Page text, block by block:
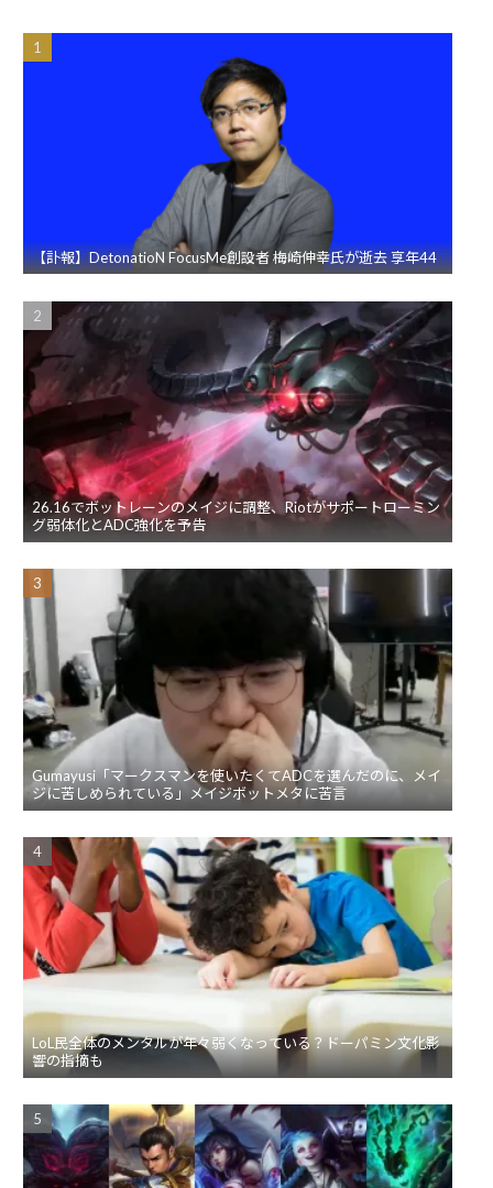
【訃報】DetonatioN FocusMe創設者 梅崎伸幸氏が逝去 享年44
26.16でボットレーンのメイジに調整、Riotがサポートローミン
グ弱体化とADC強化を予告
Gumayusi「マークスマンを使いたくてADCを選んだのに、メイ
ジに苦しめられている」メイジボットメタに苦言
LoL民全体のメンタルが年々弱くなっている？ドーパミン文化影
響の指摘も